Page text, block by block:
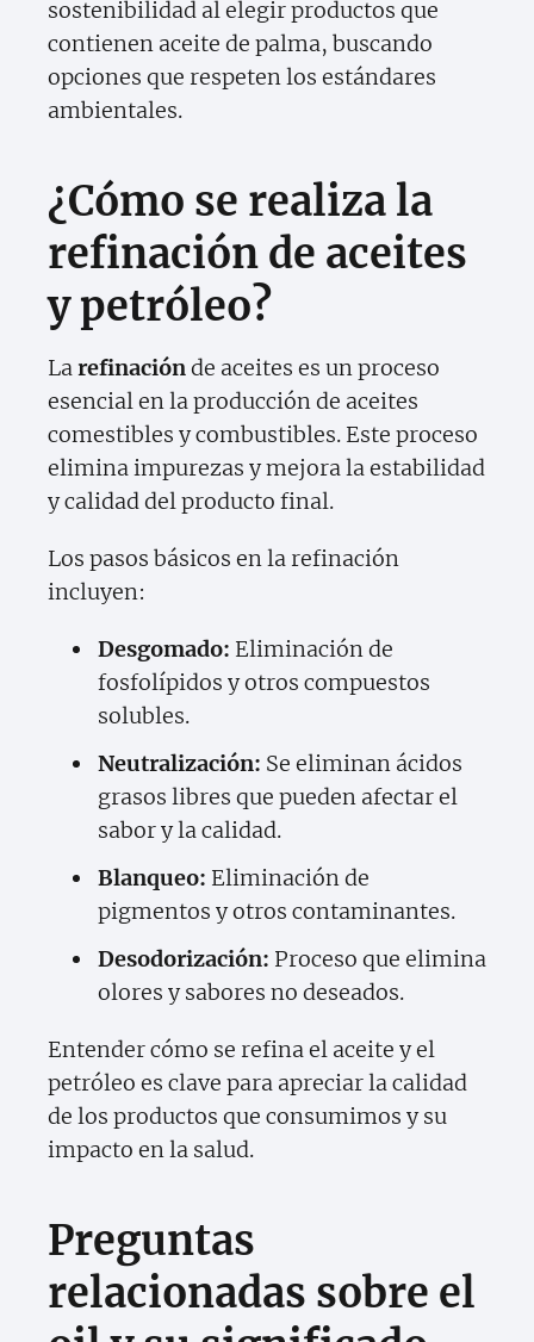
sostenibilidad al elegir productos que
contienen aceite de palma, buscando
opciones que respeten los estándares
ambientales.
¿Cómo se realiza la
refinación de aceites
y petróleo?
Larefinaciónde aceites es un proceso
esencial en la producción de aceites
comestibles y combustibles. Este proceso
elimina impurezas y mejora la estabilidad
y calidad del producto final.
Los pasos básicos en la refinación
incluyen:
Desgomado: Eliminación de
fosfolípidos y otros compuestos
solubles.
Neutralización: Se eliminan ácidos
grasos libres que pueden afectar el
sabor y la calidad.
Blanqueo: Eliminación de
pigmentos y otros contaminantes.
Desodorización: Proceso que elimina
olores y sabores no deseados.
Entender cómo se refina el aceite y el
petróleo es clave para apreciar la calidad
de los productos que consumimos y su
impacto en la salud.
Preguntas
relacionadas sobre el